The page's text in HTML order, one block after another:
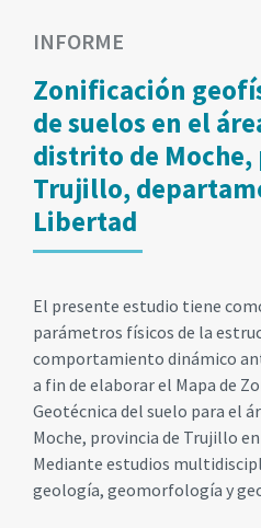
INFORME
Zonificación
de suelos en el
distrito de
Trujillo,
Libertad
El presente estudio tiene
parámetros físicos de la
comportamiento dinámico
a fin de elaborar el Mapa de
Geotécnica del suelo para el
Moche, provincia de Trujillo
Mediante estudios
geología, geomorfología y